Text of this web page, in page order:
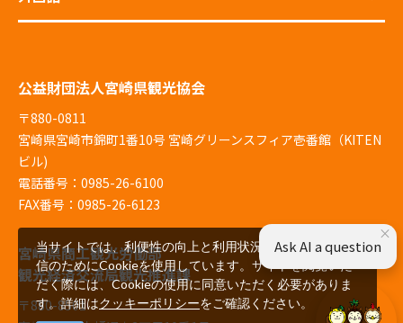
公益財団法人宮崎県観光協会
〒880-0811
宮崎県宮崎市錦町1番10号 宮崎グリーンスフィア壱番館（KITEN
ビル)
電話番号：0985-26-6100
FAX番号：0985-26-6123
宮崎県商工観光労働部
観光経済交流局観光推進課
〒880-8501
当サイトでは、利便性の向上と利用状況の解析、広告配
信のためにCookieを使用しています。サイトを閲覧いた
だく際には、Cookieの使用に同意いただく必要がありま
す。詳細はクッキーポリシーをご確認ください。
×
Ask AI a question